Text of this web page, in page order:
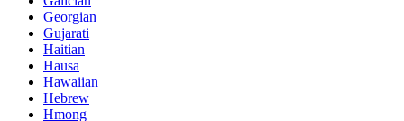
Georgian
Gujarati
Haitian
Hausa
Hawaiian
Hebrew
Hmong